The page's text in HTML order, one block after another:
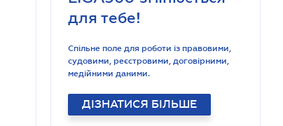
для тебе!
Спільне поле для роботи із правовими,
судовими, реєстровими, договірними,
медійними даними.
ДІЗНАТИСЯ БІЛЬШЕ